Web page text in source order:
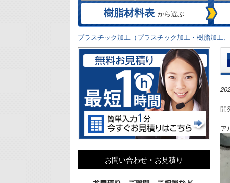
樹脂材料表 から選ぶ
プラスチック加工（プラスチック加工・樹脂加工
開
ア
お問い合わせ・お見積り